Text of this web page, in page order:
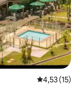
Évaluation
4,53 (15)